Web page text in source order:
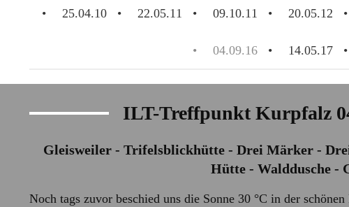
25.04.10 22.05.11 09.10.11 20.05.12
04.09.16 14.05.17
ILT-Treffpunkt Kurpfalz
Gleisweiler - Trifelsblickhütte - Drei Märker -
Hütte - Walddusche -
Noch tags zuvor beschied uns die Sonne 30 °C in der